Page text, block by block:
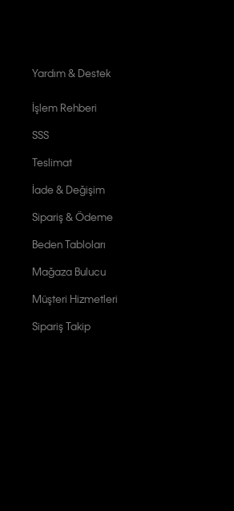
Yardım & Destek
İşlem Rehberi
SSS
Teslimat
İade & Değişim
Sipariş & Ödeme
Beden Tabloları
Mağaza Bulucu
Müşteri Hizmetleri
Sipariş Takip